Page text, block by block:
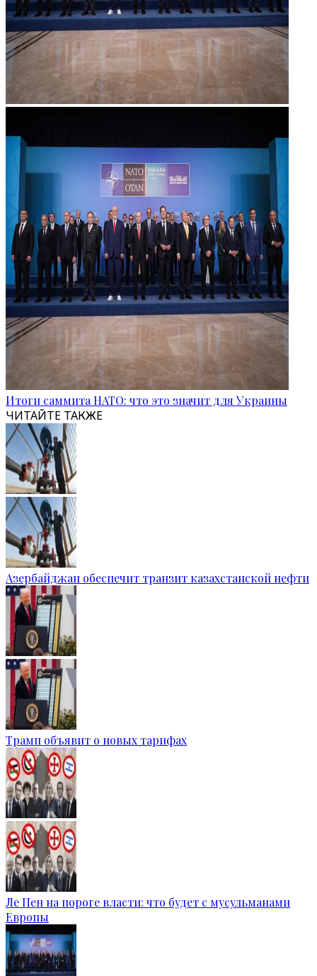
Итоги саммита НАТО: что это значит для Украины
ЧИТАЙТЕ ТАКЖЕ
Азербайджан обеспечит транзит казахстанской нефти
Трамп объявит о новых тарифах
Ле Пен на пороге власти: что будет с мусульманами
Европы